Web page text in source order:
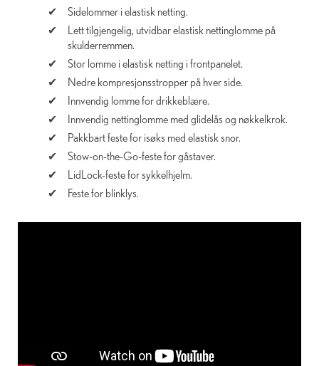
Sidelommer i elastisk netting.
Lett tilgjengelig, utvidbar elastisk nettinglomme på
skulderremmen.
Stor lomme i elastisk netting i frontpanelet.
Nedre kompresjonsstropper på hver side.
Innvendig lomme for drikkeblære.
Innvendig nettinglomme med glidelås og nøkkelkrok.
Pakkbart feste for isøks med elastisk snor.
Stow-on-the-Go-feste for gåstaver.
LidLock-feste for sykkelhjelm.
Feste for blinklys.